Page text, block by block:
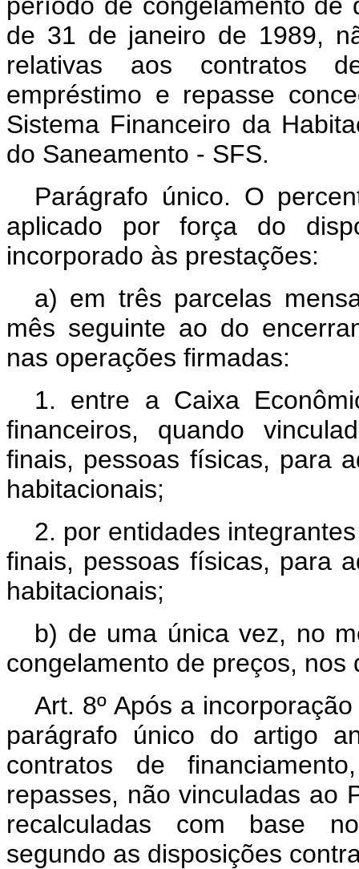
de 31 de janeiro de 1989,
relativas aos contratos
empréstimo e repasse
Sistema Financeiro da
do Saneamento - SFS.
Parágrafo único. O
aplicado por força do
incorporado às prestações:
a) em três parcelas
mês seguinte ao do
nas operações firmadas:
1. entre a Caixa
financeiros, quando
finais, pessoas físicas, para
habitacionais;
2. por entidades
finais, pessoas físicas, para
habitacionais;
b) de uma única vez, no
congelamento de preços, nos
Art. 8º Após a
parágrafo único do artigo
contratos de
repasses, não vinculadas ao
recalculadas com base
segundo as disposições